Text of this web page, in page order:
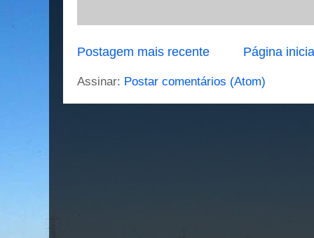
Postagem mais recente Página
Assinar: Postar comentários (Atom)